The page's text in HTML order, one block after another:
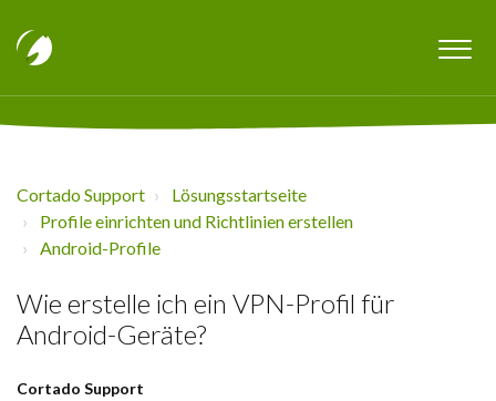
Cortado Support
Lösungsstartseite
Profile einrichten und Richtlinien erstellen
Android-Profile
Wie erstelle ich ein VPN-Profil für
Android-Geräte?
Cortado Support